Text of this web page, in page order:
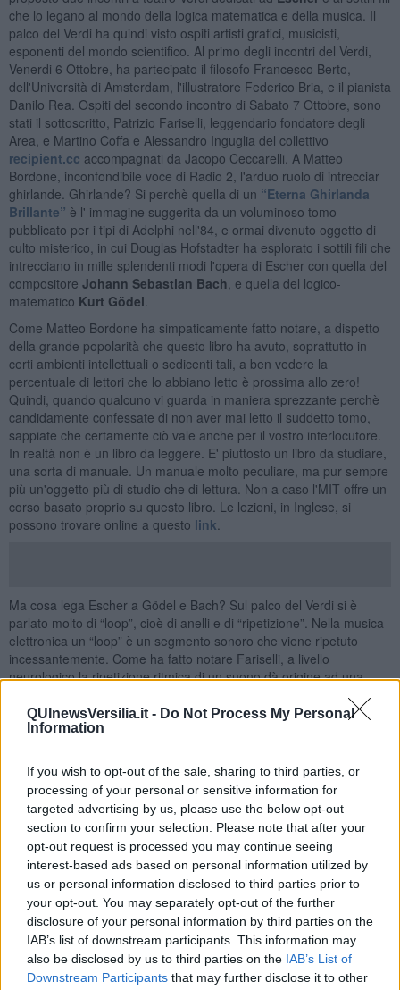
QUInewsVersilia.it - Do Not Process My Personal
Information
If you wish to opt-out of the sale, sharing to third parties, or
processing of your personal or sensitive information for
targeted advertising by us, please use the below opt-out
section to confirm your selection. Please note that after your
opt-out request is processed you may continue seeing
interest-based ads based on personal information utilized by
us or personal information disclosed to third parties prior to
your opt-out. You may separately opt-out of the further
disclosure of your personal information by third parties on the
IAB’s list of downstream participants. This information may
also be disclosed by us to third parties on the IAB’s List of
Downstream Participants that may further disclose it to other
che lo legano al mondo della logica matematica e della musica. Il
palco del Verdi ha quindi visto ospiti artisti grafici, musicisti,
esponenti del mondo scientifico. Al primo degli incontri del Verdi,
Venerdi 6 Ottobre, ha partecipato il filosofo Francesco Berto,
dell'Università di Amsterdam, l'illustratore Federico Bria, e il pianista
Danilo Rea. Ospiti del secondo incontro di Sabato 7 Ottobre, sono
stati il sottoscritto, Patrizio Fariselli, leggendario fondatore degli
Area, e Martino Coffa e Alessandro Inguglia del collettivo
recipient.cc accompagnati da Jacopo Ceccarelli. A Matteo
Bordone, inconfondibile voce di Radio 2, l'arduo ruolo di intrecciar
ghirlande. Ghirlande? Si perchè quella di un “Eterna Ghirlanda
Brillante” è l' immagine suggerita da un voluminoso tomo
pubblicato per i tipi di Adelphi nell'84, e ormai divenuto oggetto di
culto misterico, in cui Douglas Hofstadter ha esplorato i sottili fili che
intrecciano in mille splendenti modi l'opera di Escher con quella del
compositore Johann Sebastian Bach , e quella del logico-
matematico Kurt Gödel
Come Matteo Bordone ha simpaticamente fatto notare, a dispetto
della grande popolarità che questo libro ha avuto, soprattutto in
certi ambienti intellettuali o sedicenti tali, a ben vedere la
percentuale di lettori che lo abbiano letto è prossima allo zero!
Quindi, quando qualcuno vi guarda in maniera sprezzante perchè
candidamente confessate di non aver mai letto il suddetto tomo,
sappiate che certamente ciò vale anche per il vostro interlocutore.
In realtà non è un libro da leggere. E' piuttosto un libro da studiare,
una sorta di manuale. Un manuale molto peculiare, ma pur sempre
più un'oggetto più di studio che di lettura. Non a caso l'MIT offre un
corso basato proprio su questo libro. Le lezioni, in Inglese, si
possono trovare online a questo link
Ma cosa lega Escher a Gödel e Bach? Sul palco del Verdi si è
parlato molto di “loop”, cioè di anelli e di “ripetizione”. Nella musica
elettronica un “loop” è un segmento sonoro che viene ripetuto
incessantemente. Come ha fatto notare Fariselli, a livello
neurologico la ripetizione ritmica di un suono dà origine ad una
sorta di soddisfazione. Soddisfazione nell'assistere al rassicurante
realizzarsi di un evento che anticipiamo. Questo meccanismo di
soddisfazione funziona, per un po', finchè la cosa dal rassicurante
Bacho osserviamo un quadro diEscher, tutto possiamo dire
fuorchè si tratti di opere noiose. Ciò che lega le opere di questi
autori è un tipo tutto particolare di ripetizione, è la ripetizione che
emerge dall'autorefernzialità, cioè dal riflettersi su se stessi.
L'effetto Droste, che è alla base della“Galleria di Stampe”di
Escher di cui abbiamo parlato in unpost precedente, ne è un
chiaro esempio. E' l'effetto che si genera quando inquadriamo con
una telecamera lo schermo che proietta le immagini prese dalla
stessa. Si genera un tunnel infinito, in cui una immagine non è
semplicemente ripetuta, è ripetuta dentro se stessa. Riflette se
stessa. Nel generare questo effetto diamo in pasto come input alla
telecamera il suo output. Input e output diventano un tutt'uno. Si
crea un corto circuito. L'autoreferenzialità è anche alla base di molti